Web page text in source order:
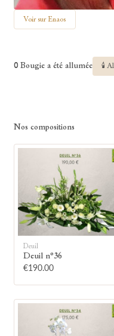
Voir sur Enaos
0 Bougie a été allumée 🕯
Nos compositions
Deuil
Deuil n°36
€190.00